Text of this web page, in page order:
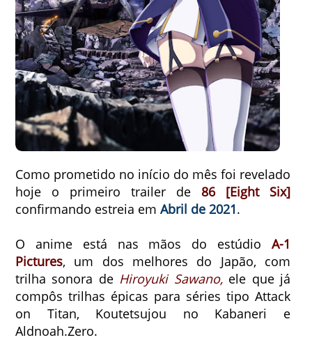
Como prometido no início do mês foi revelado
hoje o primeiro trailer de 86 [Eight Six]
confirmando estreia em Abril de 2021.
O anime está nas mãos do estúdioA-1
Pictures, um dos melhores do Japão, com
trilha sonora de Hiroyuki Sawano,ele que já
compôs trilhas épicas para séries tipo Attack
on Titan, Koutetsujou no Kabaneri e
Aldnoah.Zero.